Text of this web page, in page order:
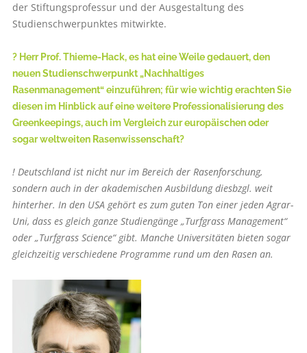
der Stiftungsprofessur und der Ausgestaltung des
Studienschwerpunktes mitwirkte.
? Herr Prof. Thieme-Hack, es hat eine Weile gedauert, den
neuen Studienschwerpunkt „Nachhaltiges
Rasenmanagement“ einzuführen; für wie wichtig erachten Sie
diesen im Hinblick auf eine weitere Professionalisierung des
Greenkeepings, auch im Vergleich zur europäischen oder
sogar weltweiten Rasenwissenschaft?
! Deutschland ist nicht nur im Bereich der Rasenforschung,
sondern auch in der akademischen Ausbildung diesbzgl. weit
hinterher. In den USA gehört es zum guten Ton einer jeden Agrar-
Uni, dass es gleich ganze Studiengänge „Turfgrass Management“
oder „Turfgrass Science“ gibt. Manche Universitäten bieten sogar
gleichzeitig verschiedene Programme rund um den Rasen an.